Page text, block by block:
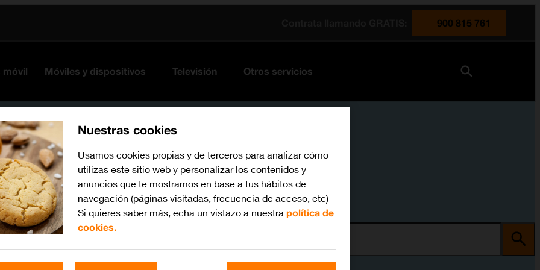
900 815 761
móvil Móviles y dispositivos Televisión Otros servicios
Nuestras cookies
Usamos cookies propias y de terceros para analizar cómo
utilizas este sitio web y personalizar los contenidos y
anuncios que te mostramos en base a tus hábitos de
navegación (páginas visitadas, frecuencia de acceso, etc)
Si quieres saber más, echa un vistazo a nuestra política de
cookies.